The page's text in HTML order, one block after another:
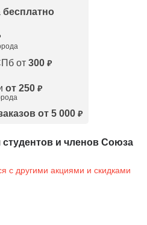
бесплатно
от 300 ₽
от 250 ₽
от 5 000 ₽
студентов и членов Союза
с другими акциями и скидками